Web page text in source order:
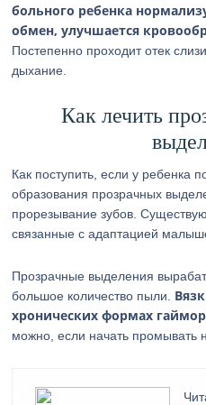
больного ребенка
обмен, улучшается
Постепенно проходит отек
дыхание.
Как лечить
Как поступить, если у ребенка
образования прозрачных
прорезывание зубов.
связанные с адаптацией
Прозрачные выделения
большое количество пыли.
хронических формах
можно, если начать промывать